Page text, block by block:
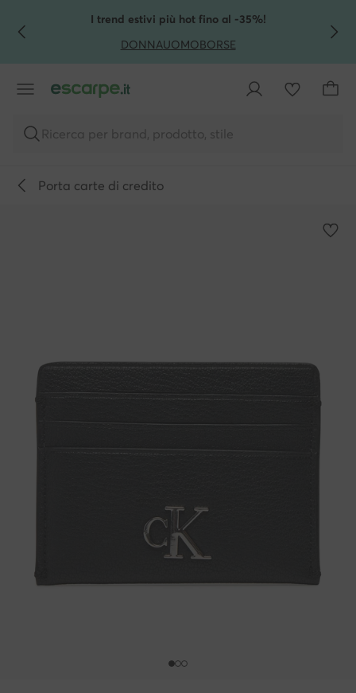
VAI AL CONTENUTO PRINCIPALE
VAI ALLA RICERCAI trend estivi più hot fino al -35%!
DONNAUOMOBORSE
Ricerca per brand, prodotto, stile
Porta carte di credito